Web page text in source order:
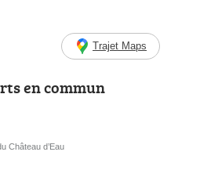
Trajet Maps
en commun
Château d’Eau